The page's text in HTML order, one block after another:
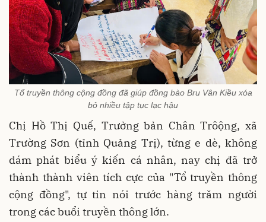
Tổ truyền thông cộng đồng đã giúp đồng bào Bru Vân Kiều xóa
bỏ nhiều tập tục lạc hậu
Chị Hồ Thị Quế, Trưởng bản Chân Trôộng, xã
Trường Sơn (tỉnh Quảng Trị), từng e dè, không
dám phát biểu ý kiến cá nhân, nay chị đã trở
thành thành viên tích cực của "Tổ truyền thông
cộng đồng", tự tin nói trước hàng trăm người
trong các buổi truyền thông lớn.